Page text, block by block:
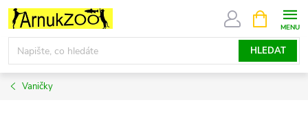
Přejít
obsah
HLEDAT
NÁKUPNÍ
KOŠÍK
Vaničky